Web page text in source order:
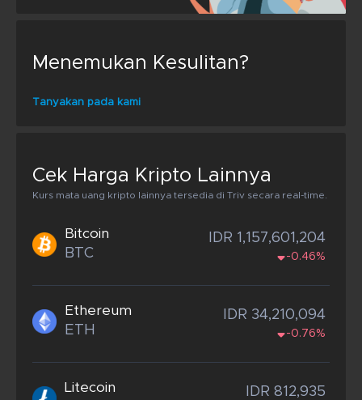
Menemukan Kesulitan?
Tanyakan pada kami
Cek Harga Kripto Lainnya
Kurs mata uang kripto lainnya tersedia di Triv secara real-time.
Bitcoin
BTC
IDR 1,157,601,204
-0.46%
Ethereum
ETH
IDR 34,210,094
-0.76%
Litecoin IDR 812,935